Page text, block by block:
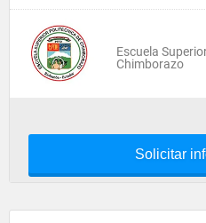
Escuela
Chimborazo
Solicitar